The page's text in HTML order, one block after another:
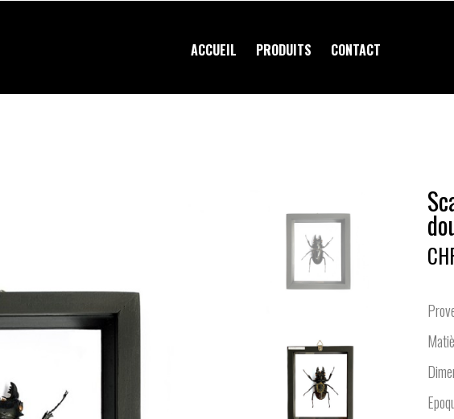
ACCUEIL PRODUITS CONTACT